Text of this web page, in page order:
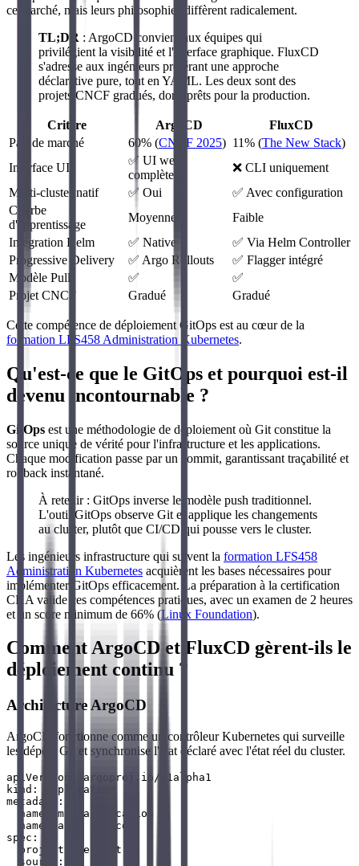
ce marché, mais leurs philosophies diffèrent radicalement.
TL;DR : ArgoCD convient aux équipes qui
privilégient la visibilité et l'interface graphique. FluxCD
s'adresse aux ingénieurs préférant une approche
déclarative pure, tout en YAML. Les deux sont des
projets CNCF gradués, donc prêts pour la production.
Critère ArgoCD
FluxCD
Part de marché
60% (CNCF 2025) 11% (The New Stack)
Interface UI
✅ UI web
complète
❌ CLI uniquement
Multi-cluster natif
✅ Oui
✅ Avec configuration
Courbe
d'apprentissage
Moyenne
Faible
Intégration Helm
✅ Native
✅ Via Helm Controller
Progressive Delivery
✅ Argo Rollouts
✅ Flagger intégré
Modèle Pull
✅
✅
Projet CNCF
Gradué Gradué
Cette compétence de déploiement GitOps est au cœur de la
formation LFS458 Administration Kubernetes.
Qu'est-ce que le GitOps et pourquoi est-il
devenu incontournable ?
GitOps est une méthodologie de déploiement où Git constitue la
source unique de vérité pour l'infrastructure et les applications.
Chaque modification passe par un commit, garantissant traçabilité et
rollback instantané.
À retenir : GitOps inverse le modèle push traditionnel.
L'outil GitOps observe Git et applique les changements
au cluster, plutôt que CI/CD qui pousse vers le cluster.
Les ingénieurs infrastructure qui suivent la formation LFS458
Administration Kubernetes acquièrent les bases nécessaires pour
implémenter GitOps efficacement. La préparation à la certification
CKA valide ces compétences pratiques, avec un examen de 2 heures
et un score minimum de 66% (Linux Foundation).
Comment ArgoCD et FluxCD gèrent-ils le
déploiement continu ?
Architecture ArgoCD
ArgoCD fonctionne comme un contrôleur Kubernetes qui surveille
les dépôts Git et synchronise l'état déclaré avec l'état réel du cluster.
apiVersion: argoproj.io/v1alpha1
kind: Application
metadata:
  name: mon-application
  namespace: argocd
spec:
  project: default
  source: